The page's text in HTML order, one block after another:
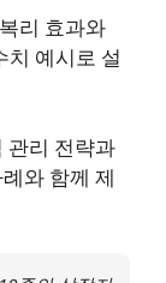
리 효과와
치 예시로 설
관리 전략과
와 함께 제